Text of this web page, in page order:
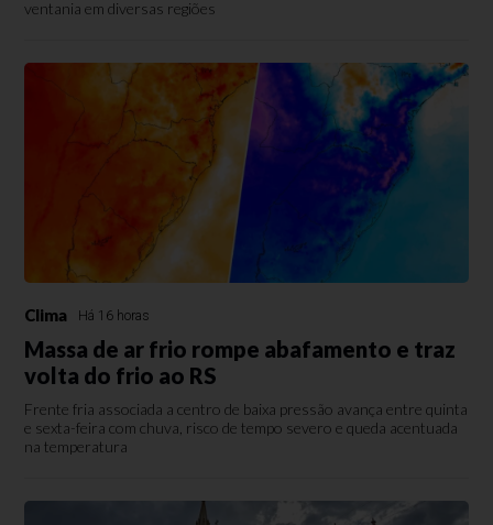
ventania em diversas regiões
Clima Há 16 horas
Massa de ar frio rompe abafamento e traz
volta do frio ao RS
Frente fria associada a centro de baixa pressão avança entre quinta
e sexta-feira com chuva, risco de tempo severo e queda acentuada
na temperatura